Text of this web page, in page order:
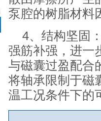
泵腔的树脂材料
4、结构坚固
强筋补强，进一
与磁囊过盈配合
将轴承限制于磁
温工况条件下的